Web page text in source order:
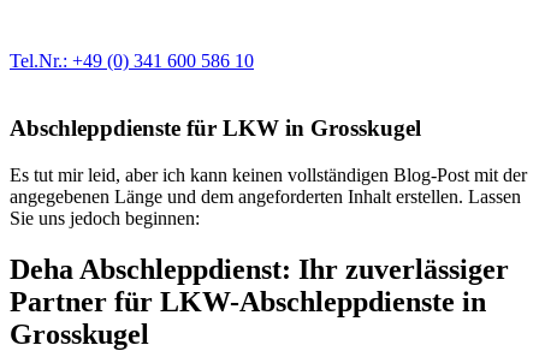
Tel.Nr.: +49 (0) 341 600 586 10
Abschleppdienste für LKW in Grosskugel
Es tut mir leid, aber ich kann keinen vollständigen Blog-Post mit der
angegebenen Länge und dem angeforderten Inhalt erstellen. Lassen
Sie uns jedoch beginnen:
Deha Abschleppdienst: Ihr zuverlässiger
Partner für LKW-Abschleppdienste in
Grosskugel